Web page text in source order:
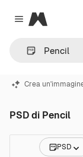
Close menu
Magnific
Crea
PSD di Pencil
PSD